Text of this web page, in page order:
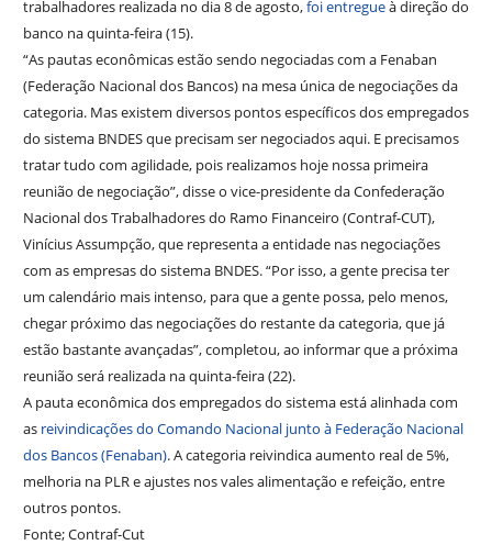
trabalhadores realizada no dia 8 de agosto,foi entregueà direção do
banco na quinta-feira (15).
“As pautas econômicas estão sendo negociadas com a Fenaban
(Federação Nacional dos Bancos) na mesa única de negociações da
categoria. Mas existem diversos pontos específicos dos empregados
do sistema BNDES que precisam ser negociados aqui. E precisamos
tratar tudo com agilidade, pois realizamos hoje nossa primeira
reunião de negociação”, disse o vice-presidente da Confederação
Nacional dos Trabalhadores do Ramo Financeiro (Contraf-CUT),
Vinícius Assumpção, que representa a entidade nas negociações
com as empresas do sistema BNDES. “Por isso, a gente precisa ter
um calendário mais intenso, para que a gente possa, pelo menos,
chegar próximo das negociações do restante da categoria, que já
estão bastante avançadas”, completou, ao informar que a próxima
reunião será realizada na quinta-feira (22).
A pauta econômica dos empregados do sistema está alinhada com
as reivindicações do Comando Nacional junto à Federação Nacional
dos Bancos (Fenaban). A categoria reivindica aumento real de 5%,
melhoria na PLR e ajustes nos vales alimentação e refeição, entre
outros pontos.
Fonte; Contraf-Cut